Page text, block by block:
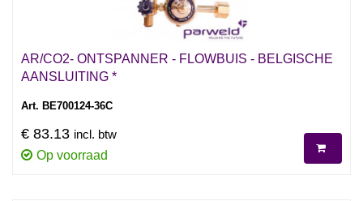
AR/CO2- ONTSPANNER - FLOWBUIS - BELGISCHE
AANSLUITING *
Art. BE700124-36C
€ 83.13 incl. btw
Op voorraad